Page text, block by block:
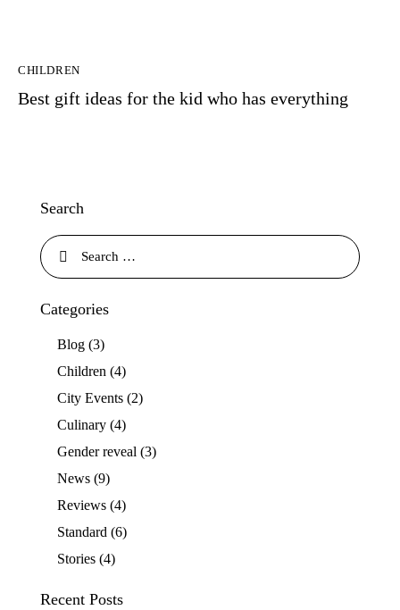
CHILDREN
Best gift ideas for the kid who has everything
Search
Categories
Blog (3)
Children (4)
City Events (2)
Culinary (4)
Gender reveal (3)
News (9)
Reviews (4)
Standard (6)
Stories (4)
Recent Posts